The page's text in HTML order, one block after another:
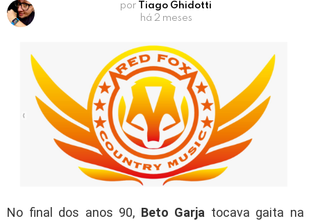
por
Tiago Ghidotti
há 2 meses
No final dos anos 90, Beto Garja tocava gaita na